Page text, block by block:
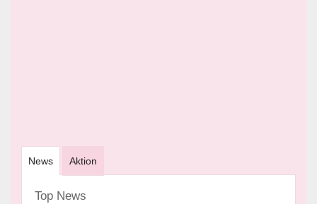
News Aktion
Top News